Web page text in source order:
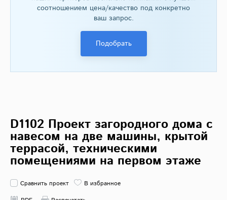
соотношением цена/качество под конкретно
ваш запрос.
Подобрать
D1102 Проект загородного дома с
навесом на две машины, крытой
террасой, техническими
помещениями на первом этаже
Сравнить проект
В избранное